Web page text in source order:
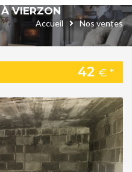
VIERZON
Accueil Nos ventes
42 € *